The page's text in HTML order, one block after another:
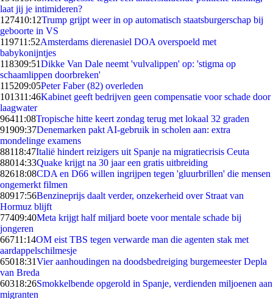
laat jij je intimideren?
127410:12Trump grijpt weer in op automatisch staatsburgerschap bij
geboorte in VS
119711:52Amsterdams dierenasiel DOA overspoeld met
babykonijntjes
118309:51Dikke Van Dale neemt 'vulvalippen' op: 'stigma op
schaamlippen doorbreken'
115209:05Peter Faber (82) overleden
101311:46Kabinet geeft bedrijven geen compensatie voor schade door
laagwater
96411:08Tropische hitte keert zondag terug met lokaal 32 graden
91909:37Denemarken pakt AI-gebruik in scholen aan: extra
mondelinge examens
88118:47Italië hindert reizigers uit Spanje na migratiecrisis Ceuta
88014:33Quake krijgt na 30 jaar een gratis uitbreiding
82618:08CDA en D66 willen ingrijpen tegen 'gluurbrillen' die mensen
ongemerkt filmen
80917:56Benzineprijs daalt verder, onzekerheid over Straat van
Hormuz blijft
77409:40Meta krijgt half miljard boete voor mentale schade bij
jongeren
66711:14OM eist TBS tegen verwarde man die agenten stak met
aardappelschilmesje
65018:31Vier aanhoudingen na doodsbedreiging burgemeester Depla
van Breda
60318:26Smokkelbende opgerold in Spanje, verdienden miljoenen aan
migranten